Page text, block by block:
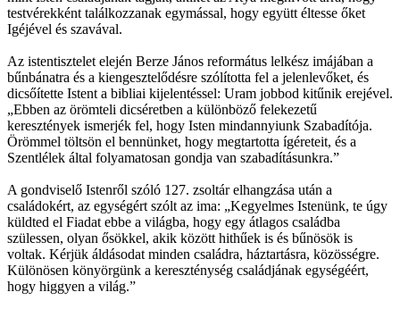
testvérekként találkozzanak egymással, hogy együtt éltesse őket
Igéjével és szavával.
Az istentisztelet elején Berze János református lelkész imájában a
bűnbánatra és a kiengesztelődésre szólította fel a jelenlevőket, és
dicsőítette Istent a bibliai kijelentéssel: Uram jobbod kitűnik erejével.
„Ebben az örömteli dicséretben a különböző felekezetű
keresztények ismerjék fel, hogy Isten mindannyiunk Szabadítója.
Örömmel töltsön el bennünket, hogy megtartotta ígéreteit, és a
Szentlélek által folyamatosan gondja van szabadításunkra.”
A gondviselő Istenről szóló 127. zsoltár elhangzása után a
családokért, az egységért szólt az ima: „Kegyelmes Istenünk, te úgy
küldted el Fiadat ebbe a világba, hogy egy átlagos családba
szülessen, olyan ősökkel, akik között hithűek is és bűnösök is
voltak. Kérjük áldásodat minden családra, háztartásra, közösségre.
Különösen könyörgünk a kereszténység családjának egységéért,
hogy higgyen a világ.”